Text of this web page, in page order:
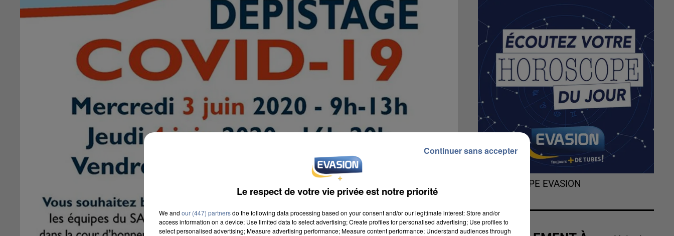
L'HOROSCOPE EVASION
Le respect de votre vie privée est notre priorité
We and our (447) partnersdo the following data processing based on your consent and/or our legitimate interest: Store and/or
access information on a device; Use limited data to select advertising; Create profiles for personalised advertising; Use profiles to
select personalised advertising; Measure advertising performance; Measure content performance; Understand audiences through
Continuer sans accepter